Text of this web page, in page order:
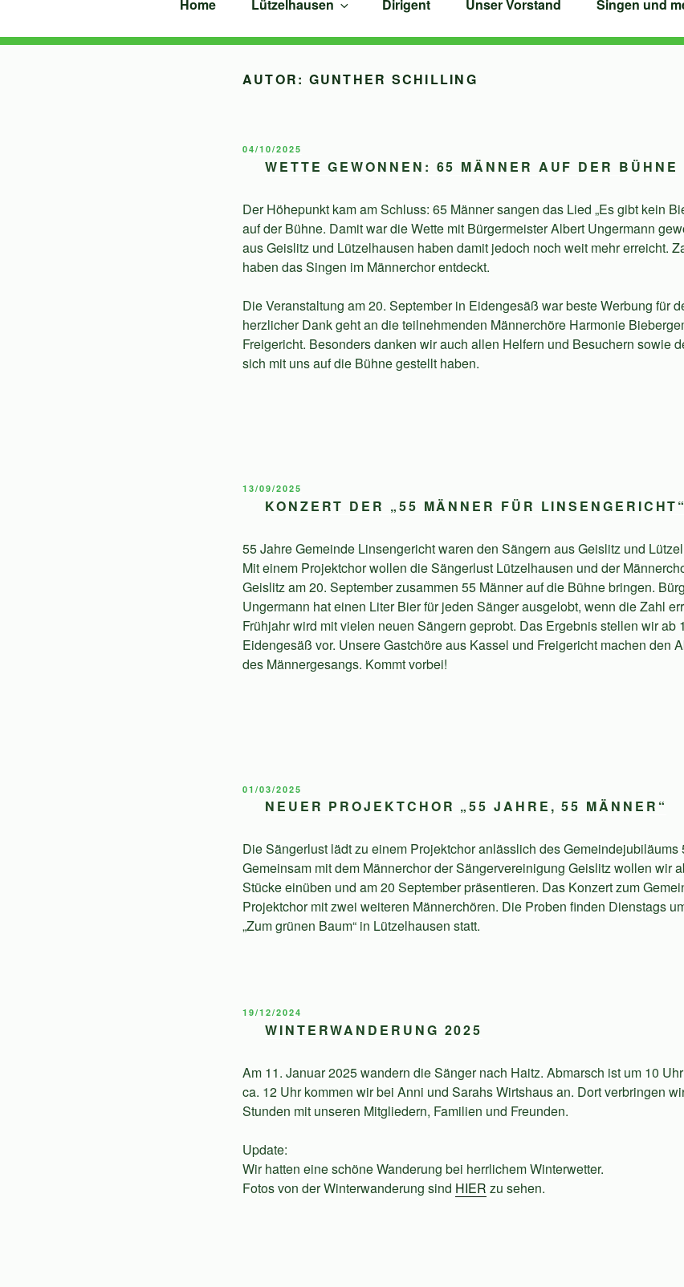
springen
Home Lützelhausen Dirigent Unser Vorstand Singen und
AUTOR: GUNTHER SCHILLING
VERÖFFENTLICHT
04/10/2025
WETTE GEWONNEN: 65 MÄNNER AUF DER BÜHNE
Der Höhepunkt kam am Schluss: 65 Männer sangen das Lied „Es gibt kein
auf der Bühne. Damit war die Wette mit Bürgermeister Albert Ungermann
aus Geislitz und Lützelhausen haben damit jedoch noch weit mehr erreicht.
haben das Singen im Männerchor entdeckt.
Die Veranstaltung am 20. September in Eidengesäß war beste Werbung für
herzlicher Dank geht an die teilnehmenden Männerchöre Harmonie
Freigericht. Besonders danken wir auch allen Helfern und Besuchern sowie
sich mit uns auf die Bühne gestellt haben.
VERÖFFENTLICHT
13/09/2025
KONZERT DER „55 MÄNNER FÜR
55 Jahre Gemeinde Linsengericht waren den Sängern aus Geislitz und
Mit einem Projektchor wollen die Sängerlust Lützelhausen und der
Geislitz am 20. September zusammen 55 Männer auf die Bühne bringen.
Ungermann hat einen Liter Bier für jeden Sänger ausgelobt, wenn die Zahl
Frühjahr wird mit vielen neuen Sängern geprobt. Das Ergebnis stellen wir ab
Eidengesäß vor. Unsere Gastchöre aus Kassel und Freigericht machen den
des Männergesangs. Kommt vorbei!
VERÖFFENTLICHT
01/03/2025
NEUER PROJEKTCHOR „55 JAHRE, 55 MÄNNER“
Die Sängerlust lädt zu einem Projektchor anlässlich des
Gemeinsam mit dem Männerchor der Sängervereinigung Geislitz wollen wir
Stücke einüben und am 20 September präsentieren. Das Konzert zum
Projektchor mit zwei weiteren Männerchören. Die Proben finden Dienstags
„Zum grünen Baum“ in Lützelhausen statt.
VERÖFFENTLICHT
19/12/2024
WINTERWANDERUNG 2025
Am 11. Januar 2025 wandern die Sänger nach Haitz. Abmarsch ist um 10
ca. 12 Uhr kommen wir bei Anni und Sarahs Wirtshaus an. Dort verbringen
Stunden mit unseren Mitgliedern, Familien und Freunden.
Update:
Wir hatten eine schöne Wanderung bei herrlichem Winterwetter.
Fotos von der Winterwanderung sind HIER zu sehen.